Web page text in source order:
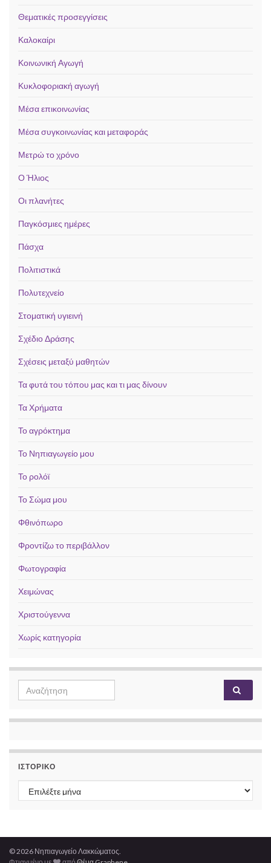
Θεματικές προσεγγίσεις
Καλοκαίρι
Κοινωνική Αγωγή
Κυκλοφοριακή αγωγή
Μέσα επικοινωνίας
Μέσα συγκοινωνίας και μεταφοράς
Μετρώ το χρόνο
Ο Ήλιος
Οι πλανήτες
Παγκόσμιες ημέρες
Πάσχα
Πολιτιστικά
Πολυτεχνείο
Στοματική υγιεινή
Σχέδιο Δράσης
Σχέσεις μεταξύ μαθητών
Τα φυτά του τόπου μας και τι μας δίνουν
Τα Χρήματα
Το αγρόκτημα
Το Νηπιαγωγείο μου
Το ρολόϊ
Το Σώμα μου
Φθινόπωρο
Φροντίζω το περιβάλλον
Φωτογραφία
Χειμώνας
Χριστούγεννα
Χωρίς κατηγορία
Search for:
ΙΣΤΟΡΙΚΌ
Ιστορικό
© 2026 Νηπιαγωγείο Λακκώματος.